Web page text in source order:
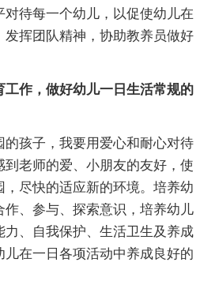
待每一个幼儿，以促使幼儿在
发挥团队精神，协助教养员做好
作，做好幼儿一日生活常规的
孩子，我要用爱心和耐心对待
老师的爱、小朋友的友好，使
尽快的适应新的环境。培养幼
作、参与、探索意识，培养幼儿
力、自我保护、生活卫生及养成
儿在一日各项活动中养成良好的